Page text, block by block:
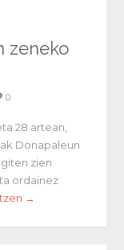
zeneko
0
28 artean,
Donapaleun
zien
ordainez
→